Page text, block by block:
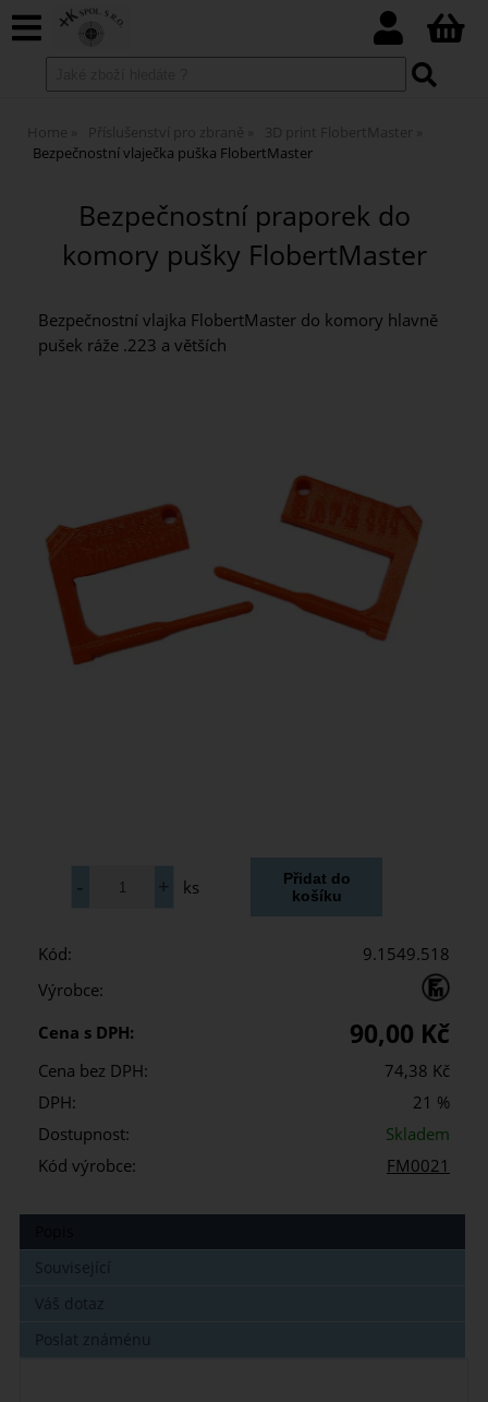
Home Příslušenství pro zbraně
3D print FlobertMaster
Bezpečnostní vlaječka puška FlobertMaster
Bezpečnostní praporek do
komory pušky FlobertMaster
Bezpečnostní vlajka FlobertMaster do komory hlavně
pušek ráže .223 a větších
ks
Kód:
9.1549.518
Výrobce:
Cena s DPH:
90,00 Kč
Cena bez DPH:
74,38 Kč
DPH:
21 %
Dostupnost:
Skladem
Kód výrobce:
FM0021
Související
Váš dotaz
Poslat známénu